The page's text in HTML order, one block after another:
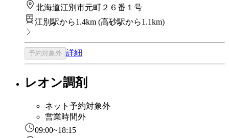
北海道江別市元町２６番１号
江別駅から1.4km (高砂駅から1.1km)
予約対象外 詳細
レオン調剤
ネット予約対象外
営業時間外
09:00~18:15